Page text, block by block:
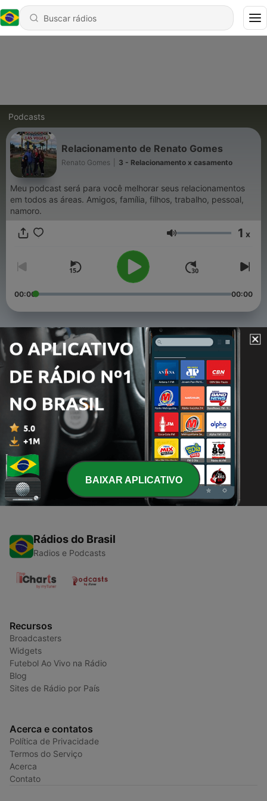
Podcasts
Relacionamento de Renato Gomes
Renato Gomes 3 - Relacionamento x casamento
Meu podcast será para você melhorar seus relacionamentos
em todos as áreas. Amigos, família, filhos, trabalho, pessoal,
namoro.
Volume 1 x
00:00 00:00
Episódios
3 - Relacionamento x casamento
26 ago. 2020
2 - Relacionamento x ciúmes
06 ago. 2020
1 - Filhos x tecnologia
05 ago. 2020
Rádios do Brasil
Radios e Podcasts
Recursos
Broadcasters
Widgets
Futebol Ao Vivo na Rádio
Blog
Sites de Rádio por País
Acerca e contatos
Política de Privacidade
Termos do Serviço
Acerca
Contato
BAIXAR APLICATIVO